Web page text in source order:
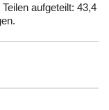
aufgeteilt: 43,4